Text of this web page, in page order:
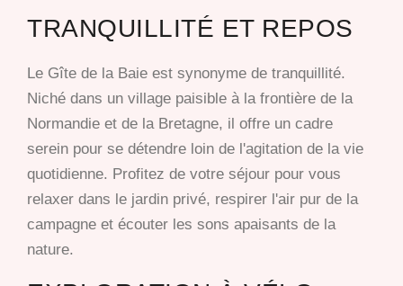
TRANQUILLITÉ ET REPOS
Le Gîte de la Baie est synonyme de tranquillité.
Niché dans un village paisible à la frontière de la
Normandie et de la Bretagne, il offre un cadre
serein pour se détendre loin de l'agitation de la vie
quotidienne. Profitez de votre séjour pour vous
relaxer dans le jardin privé, respirer l'air pur de la
campagne et écouter les sons apaisants de la
nature.